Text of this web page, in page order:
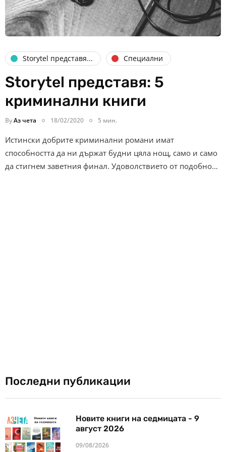
Storytel представя... Специални
Storytel представя: 5
криминални книги
ByАз чета 18/02/2020 5 мин.
Истински добрите криминални романи имат
способността да ни държат будни цяла нощ, само и само
да стигнем заветния финал. Удоволствието от подобно…
Последни публикации
Новите книги на седмицата - 9
август 2026
09/08/2026